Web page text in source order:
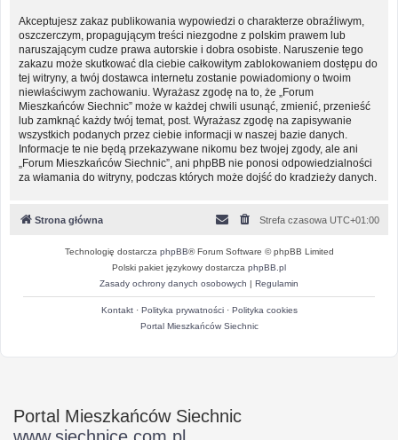
Akceptujesz zakaz publikowania wypowiedzi o charakterze obraźliwym,
oszczerczym, propagującym treści niezgodne z polskim prawem lub
naruszającym cudze prawa autorskie i dobra osobiste. Naruszenie tego
zakazu może skutkować dla ciebie całkowitym zablokowaniem dostępu do
tej witryny, a twój dostawca internetu zostanie powiadomiony o twoim
niewłaściwym zachowaniu. Wyrażasz zgodę na to, że „Forum
Mieszkańców Siechnic” może w każdej chwili usunąć, zmienić, przenieść
lub zamknąć każdy twój temat, post. Wyrażasz zgodę na zapisywanie
wszystkich podanych przez ciebie informacji w naszej bazie danych.
Informacje te nie będą przekazywane nikomu bez twojej zgody, ale ani
„Forum Mieszkańców Siechnic”, ani phpBB nie ponosi odpowiedzialności
za włamania do witryny, podczas których może dojść do kradzieży danych.
Strona główna Strefa czasowa UTC+01:00
Technologię dostarcza phpBB® Forum Software © phpBB Limited
Polski pakiet językowy dostarcza phpBB.pl
Zasady ochrony danych osobowych | Regulamin
Kontakt· Polityka prywatności· Polityka cookies
Portal Mieszkańców Siechnic
Portal Mieszkańców Siechnic